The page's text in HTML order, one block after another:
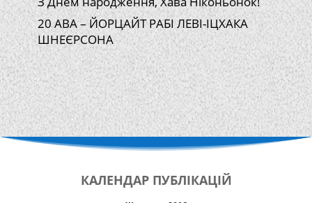
20 АВА – ЙОРЦАЙТ РАБІ ЛЕВІ-ІЦХАКА
ШНЕЄРСОНА
КАЛЕНДАР ПУБЛІКАЦІЙ